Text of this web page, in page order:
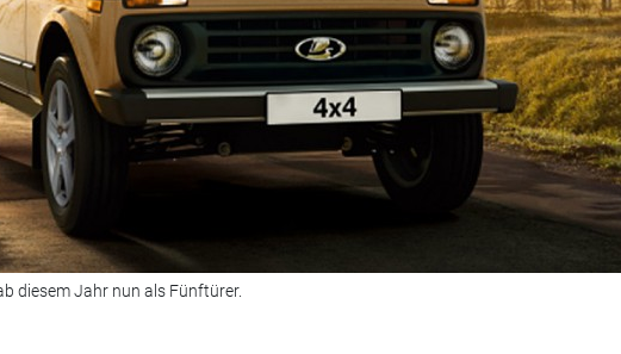
diesem Jahr nun als Fünftürer.